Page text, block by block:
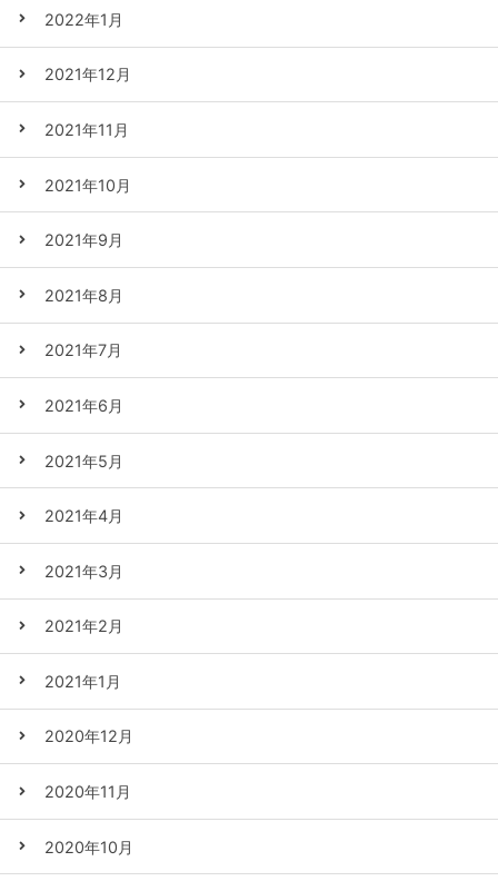
2022年1月
2021年12月
2021年11月
2021年10月
2021年9月
2021年8月
2021年7月
2021年6月
2021年5月
2021年4月
2021年3月
2021年2月
2021年1月
2020年12月
2020年11月
2020年10月